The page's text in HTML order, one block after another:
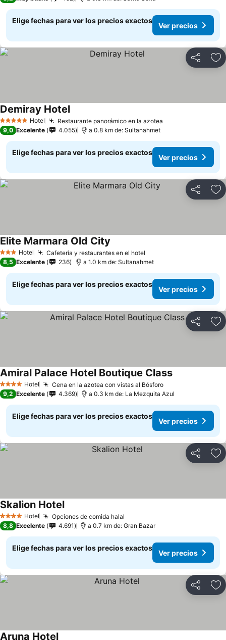
Elige fechas para ver los precios exactos
Ver precios
Compartir
5 Estrellas Hotel Restaurante panorámico en la azotea
Demiray Hotel
9,0 Excelente 4.055 a 0.8 km de: Sultanahmet
Elige fechas para ver los precios exactos
Ver precios
Compartir
3 Estrellas
Hotel Cafetería y restaurantes en el hotel
Elite Marmara Old City
8,5 Excelente 236 a 1.0 km de: Sultanahmet
Elige fechas para ver los precios exactos
Ver precios
Compartir
4 EstrellasHotel Cena en la azotea con vistas al Bósforo
Amiral Palace Hotel Boutique Class
9,2 Excelente 4.369 a 0.3 km de: La Mezquita Azul
Elige fechas para ver los precios exactos
Ver precios
Compartir
4 EstrellasHotel Opciones de comida halal
Skalion Hotel
8,8 Excelente 4.691 a 0.7 km de: Gran Bazar
Elige fechas para ver los precios exactos
Ver precios
Compartir
Aruna Hotel